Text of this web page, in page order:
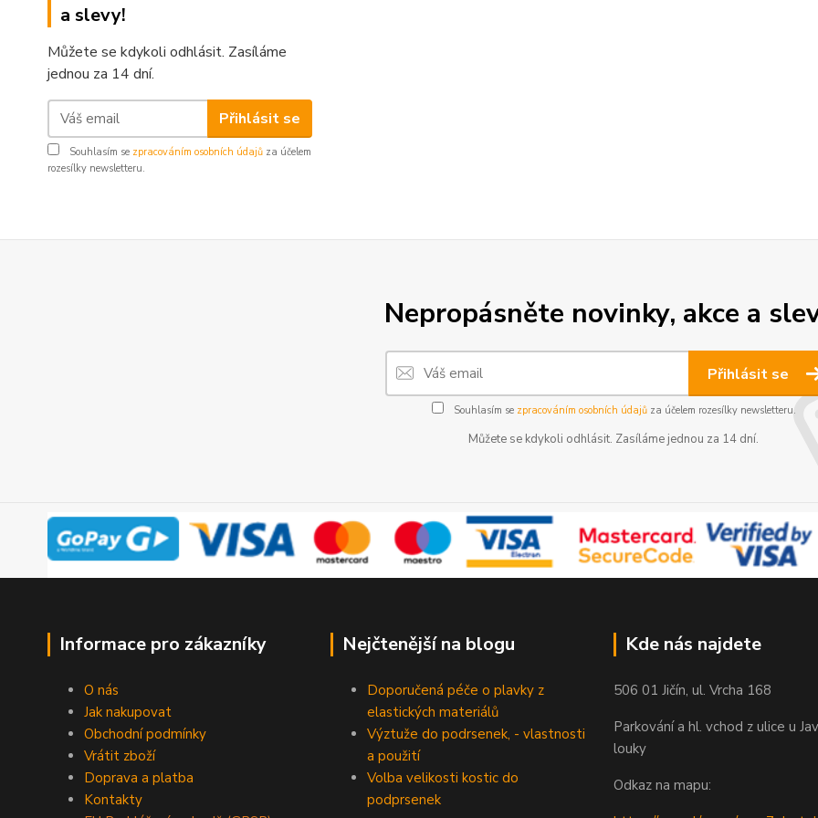
a slevy!
Můžete se kdykoli odhlásit. Zasíláme
jednou za 14 dní.
Přihlásit se
Souhlasím se zpracováním osobních údajů za účelem
rozesílky newsletteru.
Nepropásněte novinky, akce a
Přihlásit se
Souhlasím se zpracováním osobních údajůza účelem rozesílky newsletteru.
Můžete se kdykoli odhlásit. Zasíláme jednou za 14 dní.
Informace pro zákazníky
O nás
Jak nakupovat
Obchodní podmínky
Vrátit zboží
Doprava a platba
Kontakty
Nejčtenější na blogu
Doporučená péče o plavky z
elastických materiálů
Výztuže do podrsenek, - vlastnosti
a použití
Volba velikosti kostic do
podprsenek
Kde nás najdete
506 01 Jičín, ul. Vrcha 168
Parkování a hl. vchod z ulice u
louky
Odkaz na mapu: